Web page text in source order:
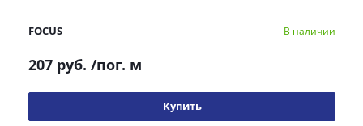
FOCUS В наличии
207 руб. /пог. м
Купить